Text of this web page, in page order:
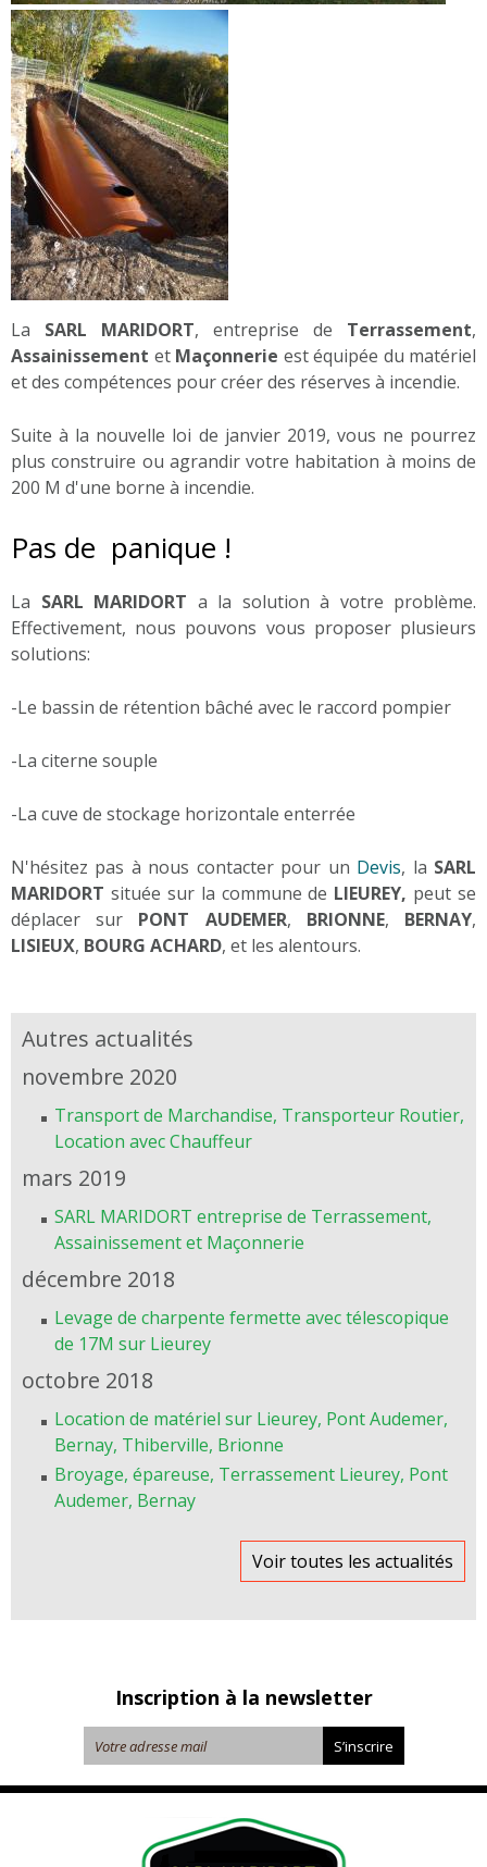
La SARL MARIDORT, entreprise de Terrassement,
Assainissement etMaçonnerie est équipée du matériel
et des compétences pour créer des réserves à incendie.
Suite à la nouvelle loi de janvier 2019, vous ne pourrez
plus construire ou agrandir votre habitation à moins de
200 M d'une borne à incendie.
Pas de panique !
La SARL MARIDORT a la solution à votre problème.
Effectivement, nous pouvons vous proposer plusieurs
solutions:
-Le bassin de rétention bâché avec le raccord pompier
-La citerne souple
-La cuve de stockage horizontale enterrée
N'hésitez pas à nous contacter pour un Devis, la SARL
MARIDORT située sur la commune de LIEUREY, peut se
déplacer sur PONT AUDEMER, BRIONNE, BERNAY,
LISIEUX, BOURG ACHARD, et les alentours.
Autres actualités
novembre 2020
Transport de Marchandise, Transporteur Routier,
Location avec Chauffeur
mars 2019
SARL MARIDORT entreprise de Terrassement,
Assainissement et Maçonnerie
décembre 2018
Levage de charpente fermette avec télescopique
de 17M sur Lieurey
octobre 2018
Location de matériel sur Lieurey, Pont Audemer,
Bernay, Thiberville, Brionne
Broyage, épareuse, Terrassement Lieurey, Pont
Audemer, Bernay
Voir toutes les actualités
Inscription à la newsletter